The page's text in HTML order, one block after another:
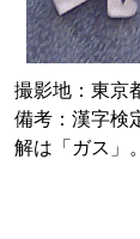
撮影地：東京
備考：漢字検
解は「ガス」。